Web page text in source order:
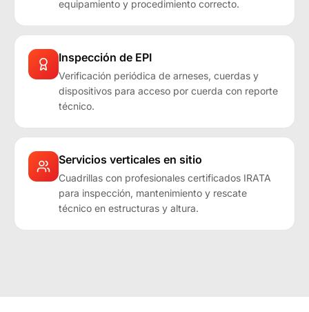
equipamiento y procedimiento correcto.
Inspección de EPI
Verificación periódica de arneses, cuerdas y
dispositivos para acceso por cuerda con reporte
técnico.
Servicios verticales en sitio
Cuadrillas con profesionales certificados IRATA
para inspección, mantenimiento y rescate
técnico en estructuras y altura.